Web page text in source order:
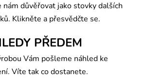
nám důvěřovat jako stovky dalších
Klikněte a přesvědčte se.
PŘEDEM
Vám pošleme náhled ke
Víte tak co dostanete.